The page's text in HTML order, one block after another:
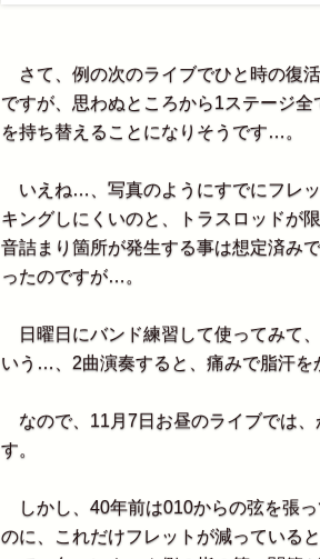
さて、例の次のライブでひと時の復
ですが、思わぬところから1ステージ
を持ち替えることになりそうです…。
いえね…、写真のようにすでにフレ
キングしにくいのと、トラスロッドが
音詰まり箇所が発生する事は想定済み
ったのですが…。
日曜日にバンド練習して使ってみて
いう…、2曲演奏すると、痛みで脂汗を
なので、11月7日お昼のライブでは、
す。
しかし、40年前は010からの弦を張
のに、これだけフレットが減っている